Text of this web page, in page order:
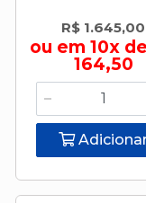
R$ 1.645,00
ou em 10x
164,50